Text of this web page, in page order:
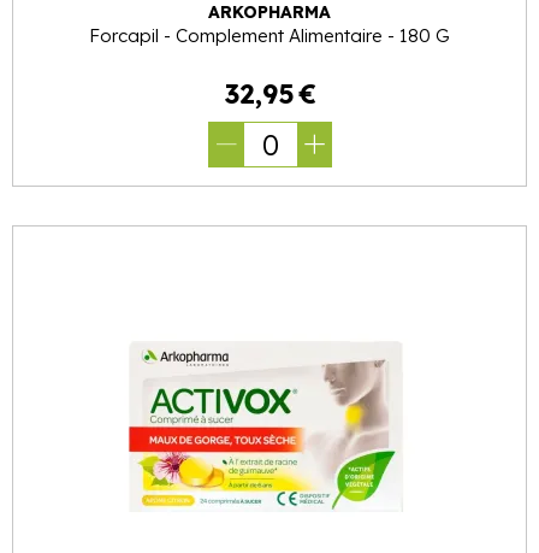
ARKOPHARMA
Forcapil - Complement Alimentaire - 180 G
32,95€
0